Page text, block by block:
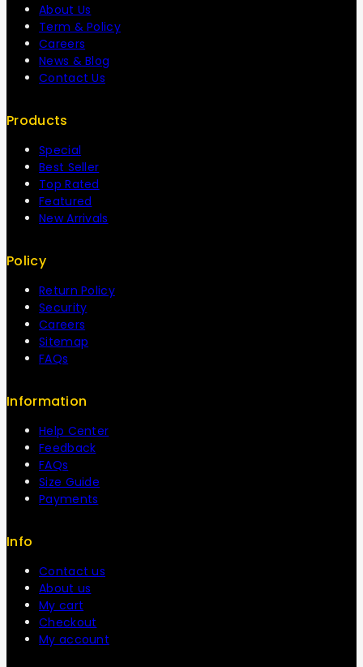
About Us
Term & Policy
Careers
News & Blog
Contact Us
Products
Special
Best Seller
Top Rated
Featured
New Arrivals
Policy
Return Policy
Security
Careers
Sitemap
FAQs
Information
Help Center
Feedback
FAQs
Size Guide
Payments
Info
Contact us
About us
My cart
Checkout
My account